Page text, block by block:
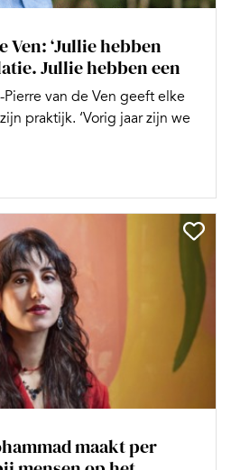
Ven: ‘Jullie hebben
Jullie hebben een
van de Ven geeft elke
praktijk. ‘Vorig jaar zijn we
maakt per